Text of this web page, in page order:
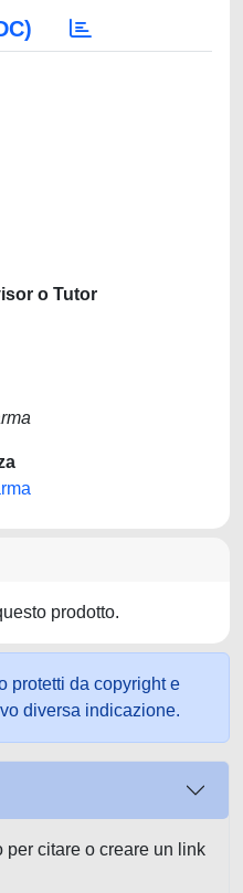
o Tutor
prodotto.
protetti da copyright e
diversa indicazione.
citare o creare un link